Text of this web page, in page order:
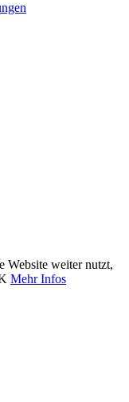
Website weiter nutzt,
Mehr Infos